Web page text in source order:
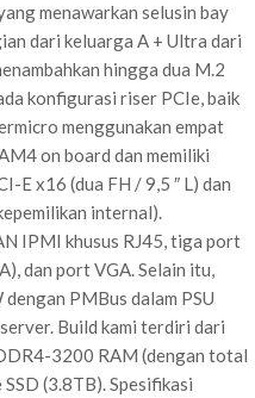
menawarkan selusin bay
dari keluarga A + Ultra dari
hingga dua M.2
konfigurasi riser PCIe, baik
menggunakan empat
on board dan memiliki
E x16 (dua FH / 9,5 ″ L) dan
internal).
IPMI khusus RJ45, tiga port
dan port VGA. Selain itu,
PMBus dalam PSU
Build kami terdiri dari
3200 RAM (dengan total
(3.8TB). Spesifikasi